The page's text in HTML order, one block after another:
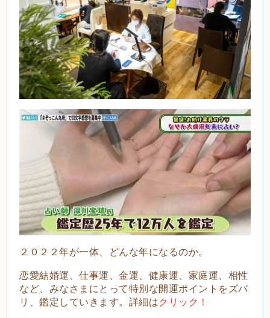
２０２２年が一体、どんな年になるのか。
恋愛結婚運、仕事運、金運、健康運、家庭運、相性
など、みなさまにとって特別な開運ポイントをズバ
リ、鑑定していきます。詳細はクリック！